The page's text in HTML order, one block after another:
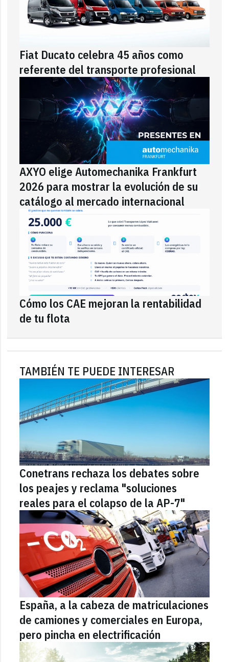
Fiat Ducato celebra 45 años como
referente del transporte profesional
AXYO elige Automechanika Frankfurt
2026 para mostrar la evolución de su
catálogo al mercado internacional
Cómo los CAE mejoran la rentabilidad
de tu flota
TAMBIÉN TE PUEDE INTERESAR
Conetrans rechaza los debates sobre
los peajes y reclama "soluciones
reales para el colapso de la AP-7"
España, a la cabeza de matriculaciones
de camiones y comerciales en Europa,
pero pincha en electrificación